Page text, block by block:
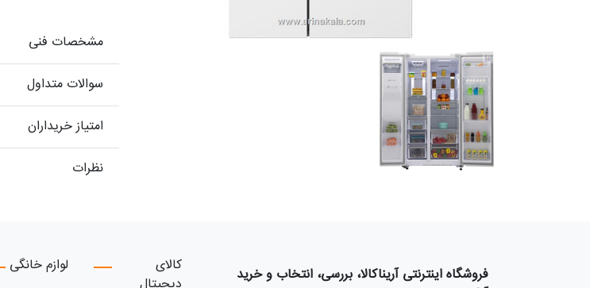
مشخصات فنی
سوالات متداول
امتیاز خریداران
نظرات
فروشگاه اینترنتی آریناکالا، بررسی، انتخاب و خرید
کالای
لوازم خانگی